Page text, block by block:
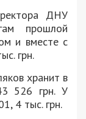
ДНУ
прошлой
и вместе с
грн.
хранит в
526 грн. У
4 тыс. грн.